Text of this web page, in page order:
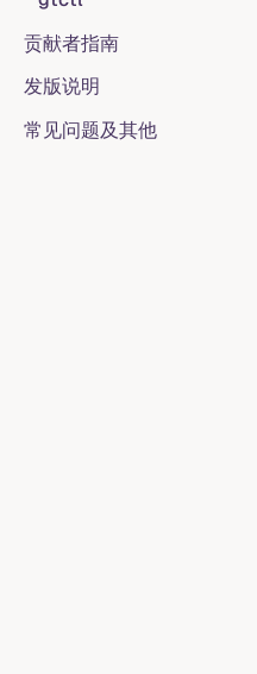
贡献者指南
发版说明
常见问题及其他